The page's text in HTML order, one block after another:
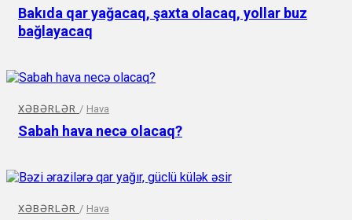
Bakıda qar yağacaq, şaxta olacaq, yollar buz
bağlayacaq
XƏBƏRLƏR / Hava
Sabah hava necə olacaq?
XƏBƏRLƏR / Hava